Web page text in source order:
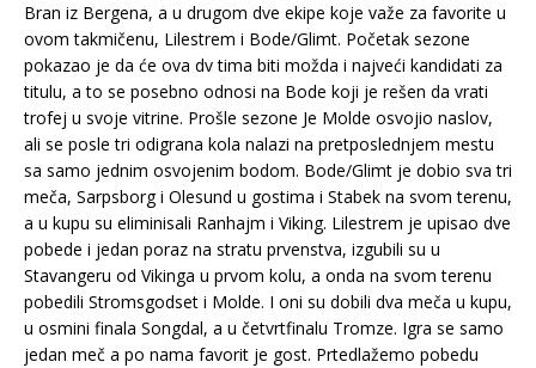
Bran iz Bergena, a u drugom dve ekipe koje važe za favorite u
ovom takmičenu, Lilestrem i Bode/Glimt. Početak sezone
pokazao je da će ova dv tima biti možda i najveći kandidati za
titulu, a to se posebno odnosi na Bode koji je rešen da vrati
trofej u svoje vitrine. Prošle sezone Je Molde osvojio naslov,
ali se posle tri odigrana kola nalazi na pretposlednjem mestu
sa samo jednim osvojenim bodom. Bode/Glimt je dobio sva tri
meča, Sarpsborg i Olesund u gostima i Stabek na svom terenu,
a u kupu su eliminisali Ranhajm i Viking. Lilestrem je upisao dve
pobede i jedan poraz na stratu prvenstva, izgubili su u
Stavangeru od Vikinga u prvom kolu, a onda na svom terenu
pobedili Stromsgodset i Molde. I oni su dobili dva meča u kupu,
u osmini finala Songdal, a u četvrtfinalu Tromze. Igra se samo
jedan meč a po nama favorit je gost. Prtedlažemo pobedu